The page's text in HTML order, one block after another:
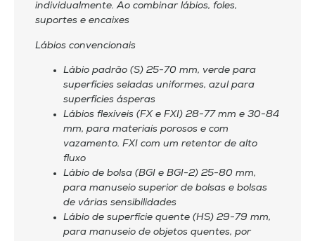
individualmente. Ao combinar lábios, foles,
suportes e encaixes
Lábios convencionais
Lábio padrão (S) 25-70 mm, verde para
superfícies seladas uniformes, azul para
superfícies ásperas
Lábios flexíveis (FX e FXI) 28-77 mm e 30-84
mm, para materiais porosos e com
vazamento. FXI com um retentor de alto
fluxo
Lábio de bolsa (BGI e BGI-2) 25-80 mm,
para manuseio superior de bolsas e bolsas
de várias sensibilidades
Lábio de superfície quente (HS) 29-79 mm,
para manuseio de objetos quentes, por